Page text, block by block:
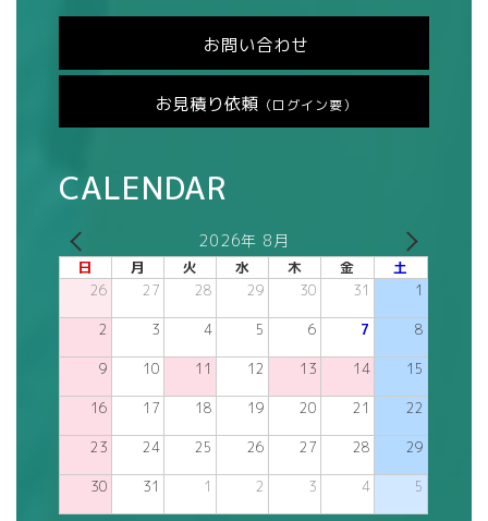
お問い合わせ
お見積り依頼 （ログイン要）
CALENDAR
2026年 8月
日 月 火 水 木 金 土
26 27 28 29 30 31 1
2 3 4 5 6 7 8
9 10 11 12 13 14 15
16 17 18 19 20 21 22
23 24 25 26 27 28 29
30 31 1 2 3 4 5